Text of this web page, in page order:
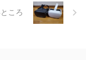
ころ